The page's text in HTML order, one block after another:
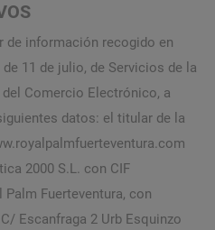
de información recogido en
11 de julio, de Servicios de la
Comercio Electrónico, a
datos: el titular de la
2000 S.L. con CIF
Palm Fuerteventura, con
Escanfraga 2 Urb Esquinzo